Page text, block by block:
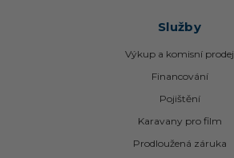
Služby
Výkup a komisní prodej
Financování
Pojištění
Karavany pro film
Prodloužená záruka